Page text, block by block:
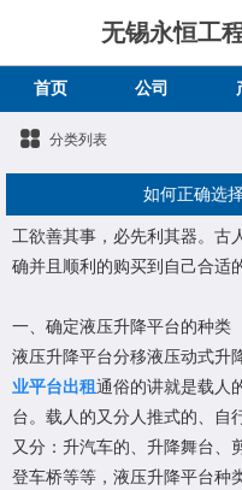
无锡永恒工
首页 公司
分类列表
如何正确选
工欲善其事，必先利其器。古
确并且顺利的购买到自己合适
一、确定液压升降平台的种类
液压升降平台分移液压动式升
业平台出租通俗的讲就是载人
台。载人的又分人推式的、自
又分：升汽车的、升降舞台、
登车桥等等，液压升降平台种